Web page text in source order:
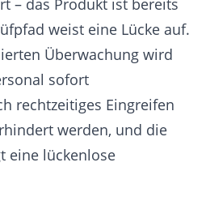
– das Produkt ist bereits
weist eine Lücke auf.
Überwachung wird
sofort
rechtzeitiges Eingreifen
werden, und die
eine lückenlose